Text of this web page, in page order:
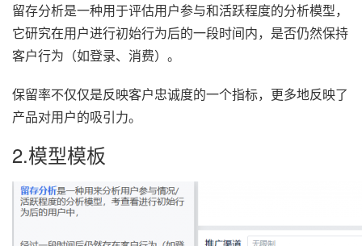
留存分析是一种用于评估用户参与和活跃程度的分析模型，
它研究在用户进行初始行为后的一段时间内，是否仍然保持
客户行为（如登录、消费）。
保留率不仅仅是反映客户忠诚度的一个指标，更多地反映了
产品对用户的吸引力。
2.模型模板